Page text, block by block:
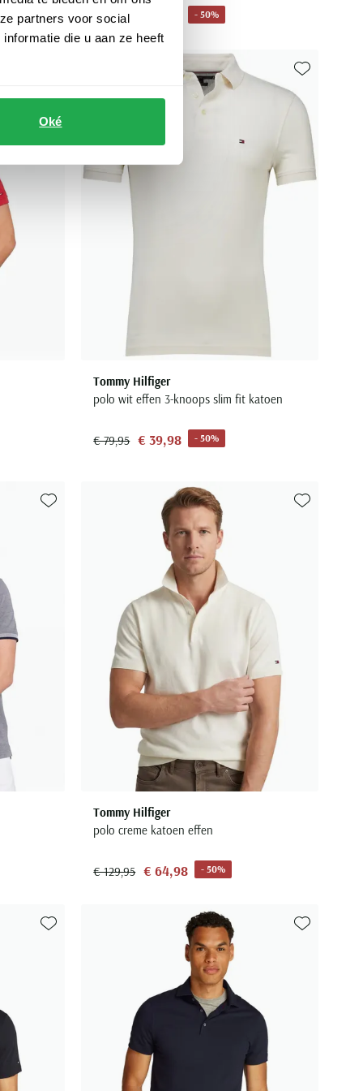
partners voor social
die u aan ze heeft
Oké
€ 79,95 - 50%
Tommy Hilfiger
polo wit effen 3-knoops slim fit katoen
€ 79,95 € 39,98 - 50%
Toevoegen aan favorieten
Tommy Hilfiger
polo creme katoen effen
€ 129,95 € 64,98 - 50%